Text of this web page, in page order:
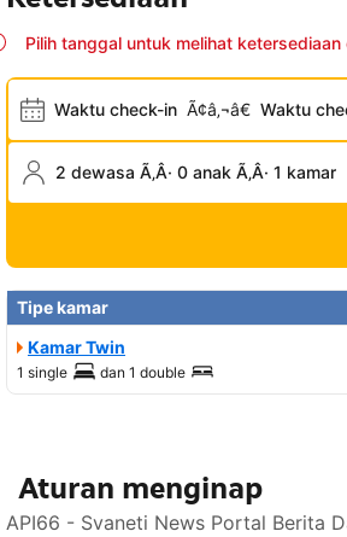
Pilih tanggal untuk melihat
Waktu check-in Ã¢â‚¬â€ Waktu
2 dewasa Ã‚Â· 0 anak Ã‚Â· 1 kamar
Tipe kamar
Kamar Twin
1 single dan 1 double
Aturan menginap
API66 - Svaneti News Portal Berita